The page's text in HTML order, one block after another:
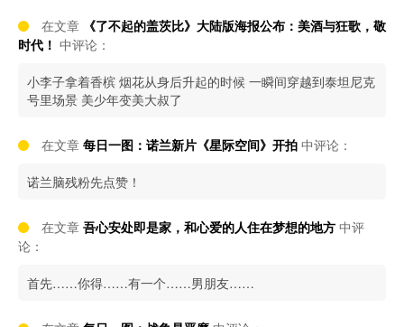
在文章 《了不起的盖茨比》大陆版海报公布：美酒与狂歌，敬
时代！ 中评论：
小李子拿着香槟 烟花从身后升起的时候 一瞬间穿越到泰坦尼克
号里场景 美少年变美大叔了
在文章 每日一图：诺兰新片《星际空间》开拍 中评论：
诺兰脑残粉先点赞！
在文章 吾心安处即是家，和心爱的人住在梦想的地方 中评
论：
首先……你得……有一个……男朋友……